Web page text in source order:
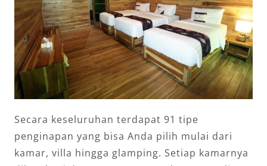
Secara keseluruhan terdapat 91 tipe
penginapan yang bisa Anda pilih mulai dari
kamar, villa hingga glamping. Setiap kamarnya